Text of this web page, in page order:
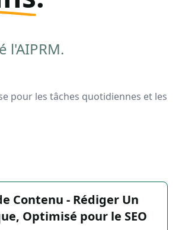
l'AIPRM.
pour les tâches quotidiennes et les
Contenu - Rédiger Un
Optimisé pour le SEO